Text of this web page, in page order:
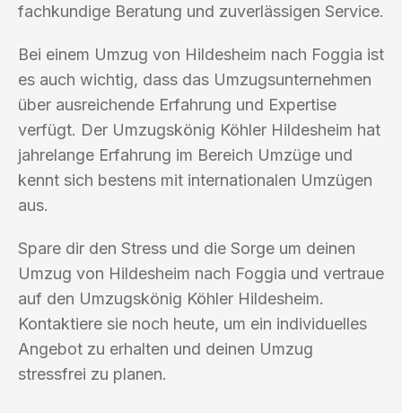
fachkundige Beratung und zuverlässigen Service.
Bei einem Umzug von Hildesheim nach Foggia ist
es auch wichtig, dass das Umzugsunternehmen
über ausreichende Erfahrung und Expertise
verfügt. Der Umzugskönig Köhler Hildesheim hat
jahrelange Erfahrung im Bereich Umzüge und
kennt sich bestens mit internationalen Umzügen
aus.
Spare dir den Stress und die Sorge um deinen
Umzug von Hildesheim nach Foggia und vertraue
auf den Umzugskönig Köhler Hildesheim.
Kontaktiere sie noch heute, um ein individuelles
Angebot zu erhalten und deinen Umzug
stressfrei zu planen.